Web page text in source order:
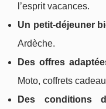
l’esprit vacances.
Un petit-déjeuner
Ardèche.
Des offres
Moto, coffrets
Des conditions